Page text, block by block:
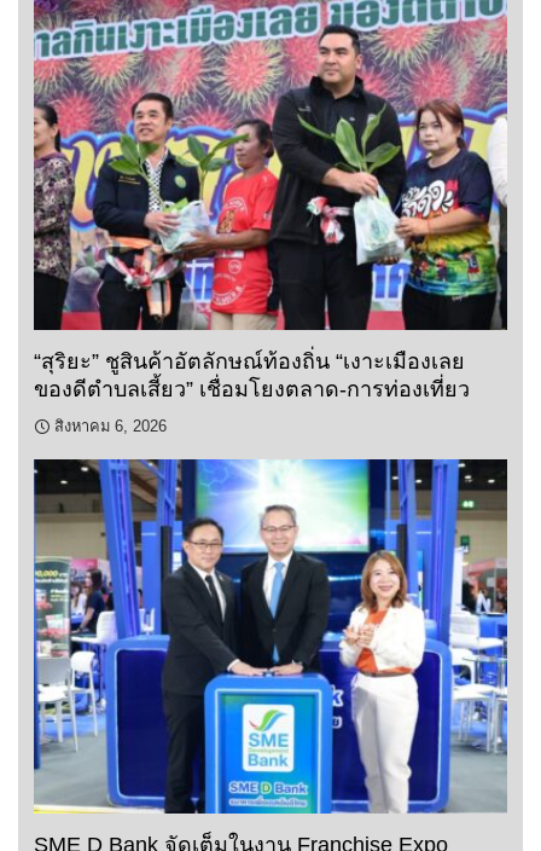
“สุริยะ” ชูสินค้าอัตลักษณ์ท้องถิ่น “เงาะเมืองเลย
ของดีตำบลเสี้ยว” เชื่อมโยงตลาด-การท่องเที่ยว
สิงหาคม 6, 2026
SME D Bank จัดเต็มในงาน Franchise Expo